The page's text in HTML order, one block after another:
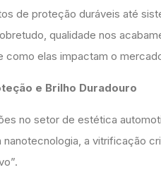
de proteção duráveis até
qualidade nos
elas impactam o
e Brilho Duradouro
no setor de estética
a vitrificação